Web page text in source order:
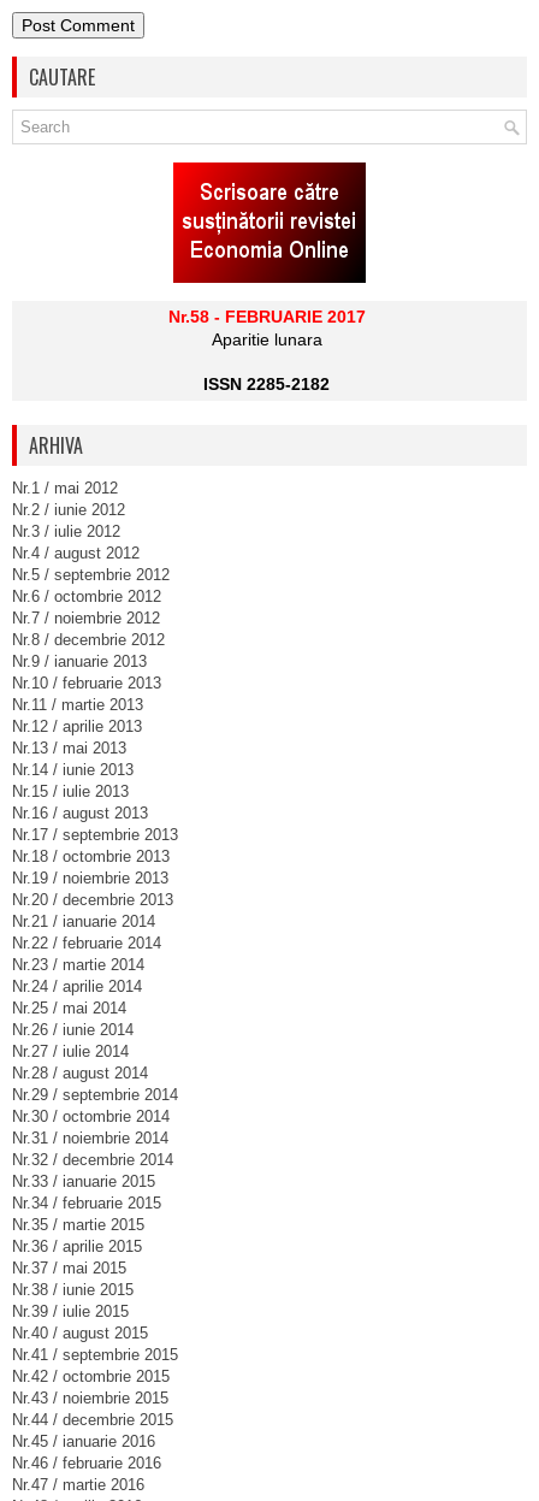
CAUTARE
Nr.58 - FEBRUARIE 2017
Aparitie lunara
ISSN 2285-2182
ARHIVA
Nr.1 / mai 2012
Nr.2 / iunie 2012
Nr.3 / iulie 2012
Nr.4 / august 2012
Nr.5 / septembrie 2012
Nr.6 / octombrie 2012
Nr.7 / noiembrie 2012
Nr.8 / decembrie 2012
Nr.9 / ianuarie 2013
Nr.10 / februarie 2013
Nr.11 / martie 2013
Nr.12 / aprilie 2013
Nr.13 / mai 2013
Nr.14 / iunie 2013
Nr.15 / iulie 2013
Nr.16 / august 2013
Nr.17 / septembrie 2013
Nr.18 / octombrie 2013
Nr.19 / noiembrie 2013
Nr.20 / decembrie 2013
Nr.21 / ianuarie 2014
Nr.22 / februarie 2014
Nr.23 / martie 2014
Nr.24 / aprilie 2014
Nr.25 / mai 2014
Nr.26 / iunie 2014
Nr.27 / iulie 2014
Nr.28 / august 2014
Nr.29 / septembrie 2014
Nr.30 / octombrie 2014
Nr.31 / noiembrie 2014
Nr.32 / decembrie 2014
Nr.33 / ianuarie 2015
Nr.34 / februarie 2015
Nr.35 / martie 2015
Nr.36 / aprilie 2015
Nr.37 / mai 2015
Nr.38 / iunie 2015
Nr.39 / iulie 2015
Nr.40 / august 2015
Nr.41 / septembrie 2015
Nr.42 / octombrie 2015
Nr.43 / noiembrie 2015
Nr.44 / decembrie 2015
Nr.45 / ianuarie 2016
Nr.46 / februarie 2016
Nr.47 / martie 2016